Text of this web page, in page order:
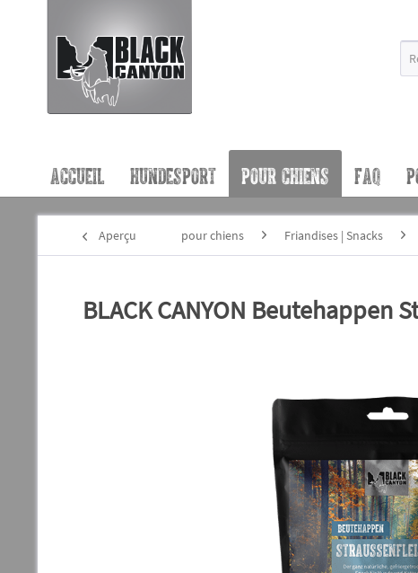
ACCUEIL HUNDESPORT POUR CHIENS FAQ
Aperçu pour chiens Friandises | Snacks
BLACK CANYON Beutehappen